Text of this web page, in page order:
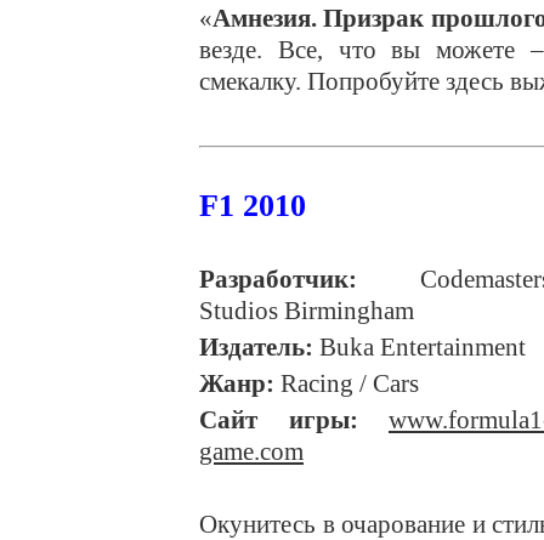
«Амнезия. Призрак
везде. Все, что вы можете –
смекалку. Попробуйте здесь
F1 2010
Разработчик:
Studios Birmingham
Издатель: Buka Entertainment
Жанр: Racing / Cars
Сайт игры:
game.com
Окунитесь в очарование и